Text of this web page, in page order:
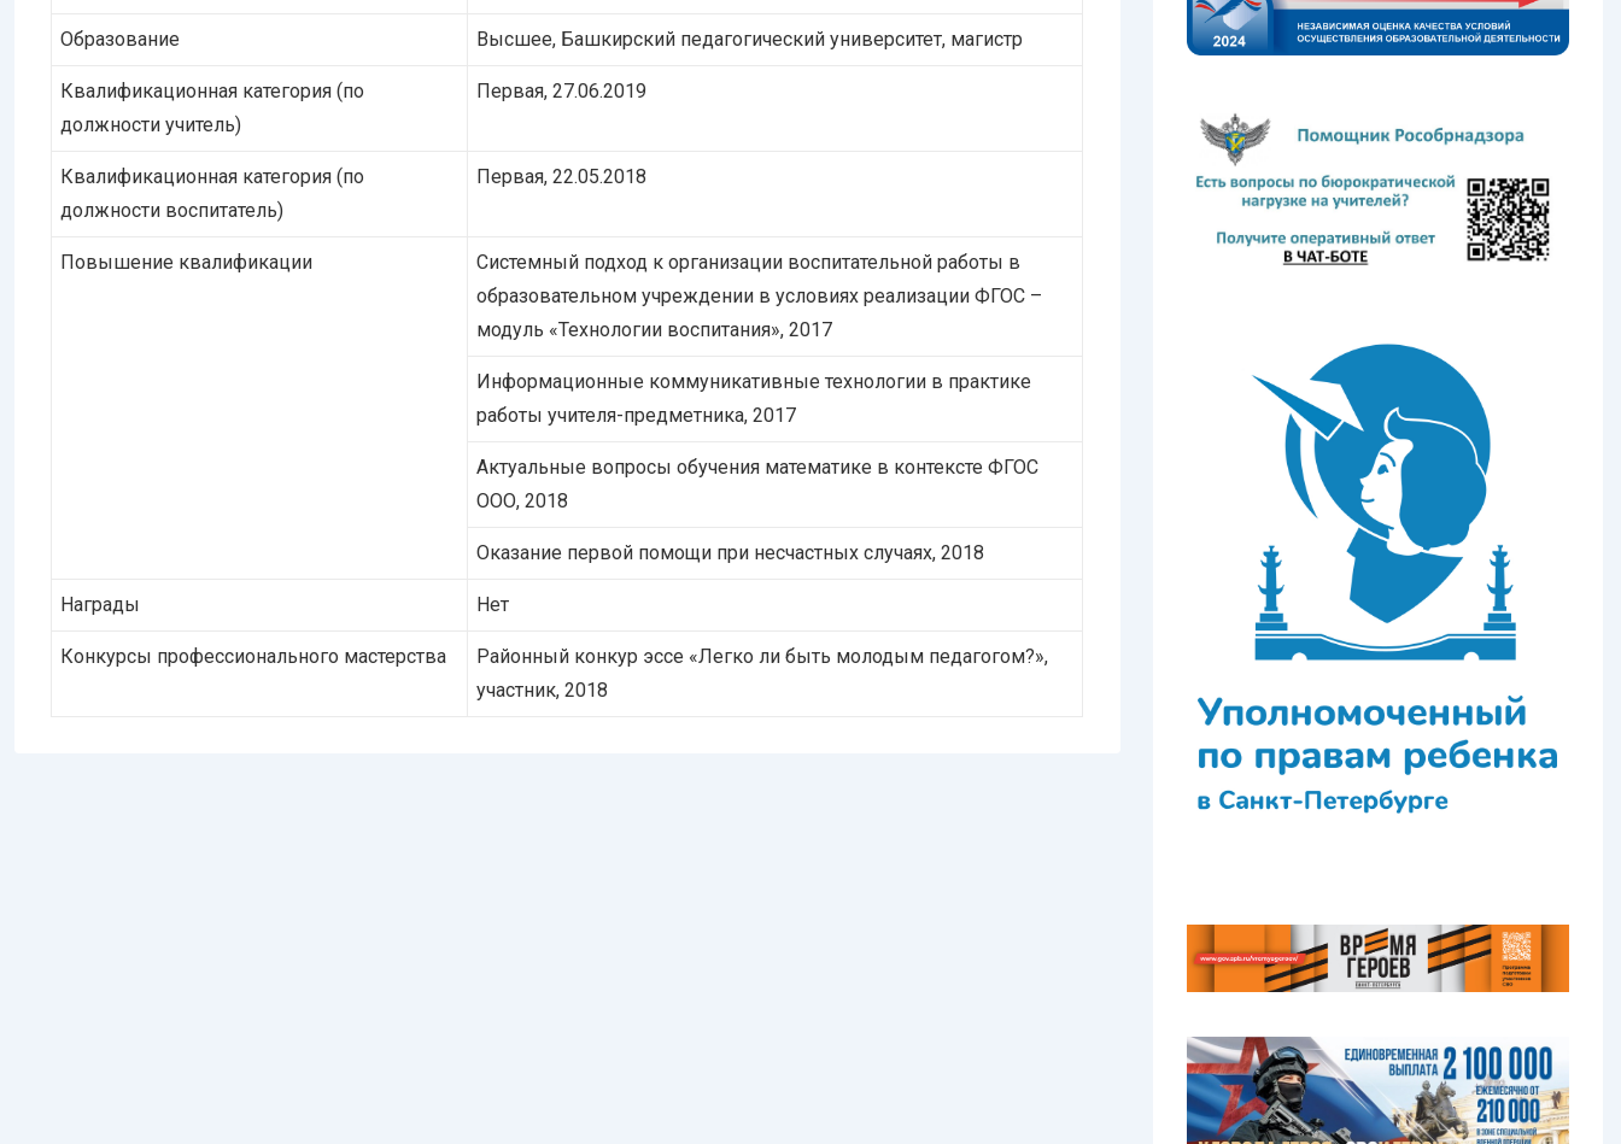
Образование Высшее, Башкирский педагогический университет, магистр
Квалификационная категория (по
должности учитель)
Первая, 27.06.2019
Квалификационная категория (по
должности воспитатель)
Первая, 22.05.2018
Повышение квалификации
Системный подход к организации воспитательной работы в
образовательном учреждении в условиях реализации ФГОС –
модуль «Технологии воспитания», 2017
Информационные коммуникативные технологии в практике
работы учителя-предметника, 2017
Актуальные вопросы обучения математике в контексте ФГОС
ООО, 2018
Оказание первой помощи при несчастных случаях, 2018
Награды Нет
Конкурсы профессионального мастерства
Районный конкур эссе «Легко ли быть молодым педагогом?»,
участник, 2018